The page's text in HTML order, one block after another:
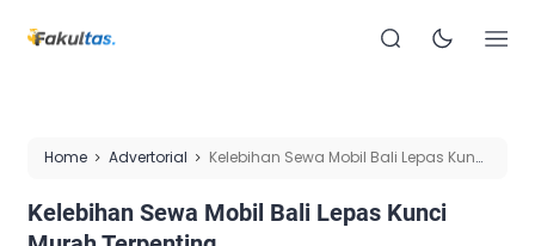
Home Advertorial
Kelebihan Sewa Mobil Bali Lepas Kunci
Kelebihan Sewa Mobil Bali Lepas Kunci